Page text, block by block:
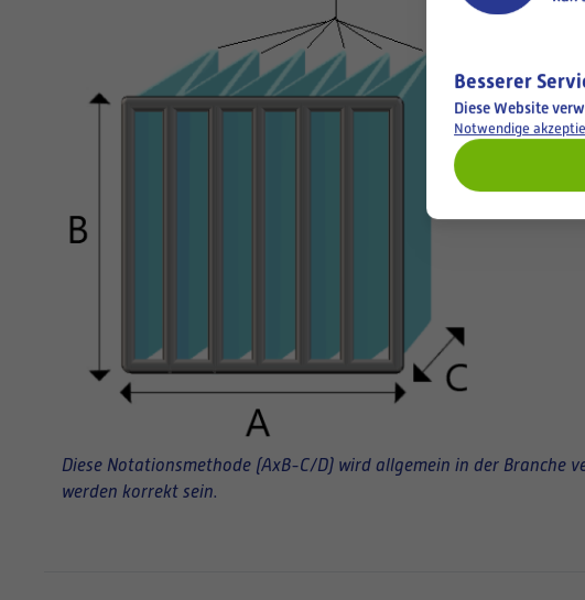
Diese Notationsmethode (AxB-C/D) wird allgemein in der Branche
werden korrekt sein.
Besserer
Diese Website
Notwendige